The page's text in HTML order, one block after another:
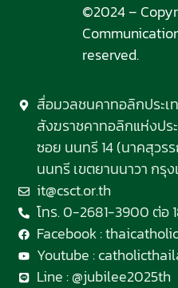
©2024 –
reserved.
สื่อมวลชนคาทอลิกประเ
สังฆราชคาทอลิกแห่งประ
ซอย นนทรี 14 (นาคสุว
นนทรี เขตยานนาวา กรุ
it@csct.or.th
โทร. 0-2681-3900 ต่อ
Facebook :
Youtube :
Line : @jubilee2025th